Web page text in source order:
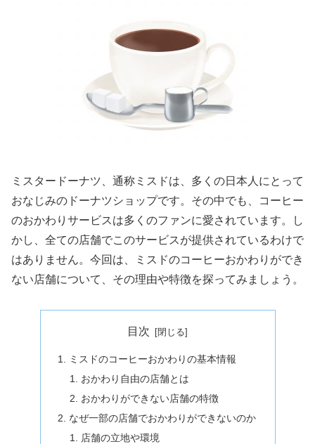
ミスタードーナツ、通称ミスドは、多くの日本人にとって
おなじみのドーナツショップです。その中でも、コーヒー
のおかわりサービスは多くのファンに愛されています。し
かし、全ての店舗でこのサービスが提供されているわけで
はありません。今回は、ミスドのコーヒーおかわりができ
ない店舗について、その理由や特徴を探ってみましょう。
目次
ミスドのコーヒーおかわりの基本情報
おかわり自由の店舗とは
おかわりができない店舗の特徴
なぜ一部の店舗でおかわりができないのか
店舗の立地や環境